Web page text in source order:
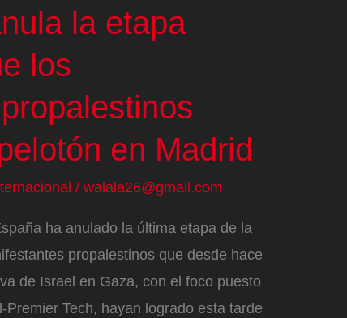
la etapa
los
en Madrid
/ walala26@gmail.com
ha anulado la última etapa de la
propalestinos que desde hace
de Israel en Gaza, con el foco puesto
Tech, hayan logrado esta tarde